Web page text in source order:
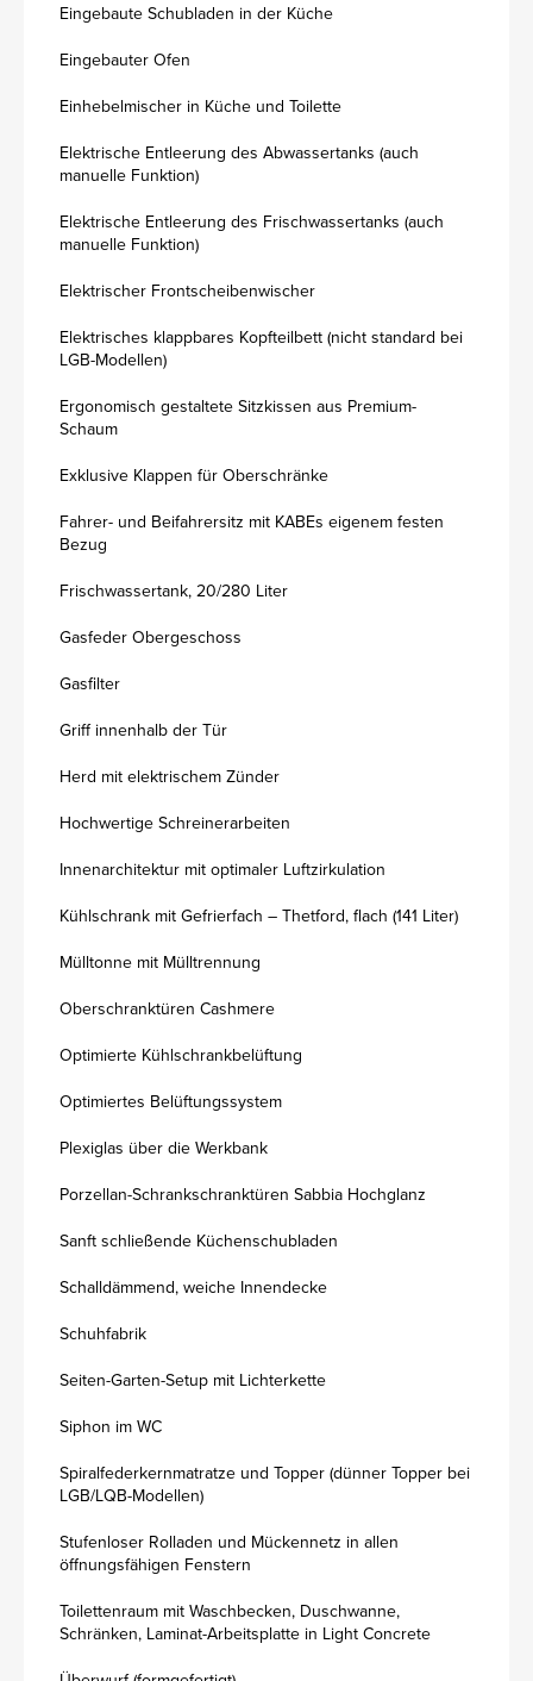
Eingebaute Schubladen in der Küche
Eingebauter Ofen
Einhebelmischer in Küche und Toilette
Elektrische Entleerung des Abwassertanks (auch
manuelle Funktion)
Elektrische Entleerung des Frischwassertanks (auch
manuelle Funktion)
Elektrischer Frontscheibenwischer
Elektrisches klappbares Kopfteilbett (nicht standard bei
LGB-Modellen)
Ergonomisch gestaltete Sitzkissen aus Premium-
Schaum
Exklusive Klappen für Oberschränke
Fahrer- und Beifahrersitz mit KABEs eigenem festen
Bezug
Frischwassertank, 20/280 Liter
Gasfeder Obergeschoss
Gasfilter
Griff innenhalb der Tür
Herd mit elektrischem Zünder
Hochwertige Schreinerarbeiten
Innenarchitektur mit optimaler Luftzirkulation
Kühlschrank mit Gefrierfach – Thetford, flach (141 Liter)
Mülltonne mit Mülltrennung
Oberschranktüren Cashmere
Optimierte Kühlschrankbelüftung
Optimiertes Belüftungssystem
Plexiglas über die Werkbank
Porzellan-Schrankschranktüren Sabbia Hochglanz
Sanft schließende Küchenschubladen
Schalldämmend, weiche Innendecke
Schuhfabrik
Seiten-Garten-Setup mit Lichterkette
Siphon im WC
Spiralfederkernmatratze und Topper (dünner Topper bei
LGB/LQB-Modellen)
Stufenloser Rolladen und Mückennetz in allen
öffnungsfähigen Fenstern
Toilettenraum mit Waschbecken, Duschwanne,
Schränken, Laminat-Arbeitsplatte in Light Concrete